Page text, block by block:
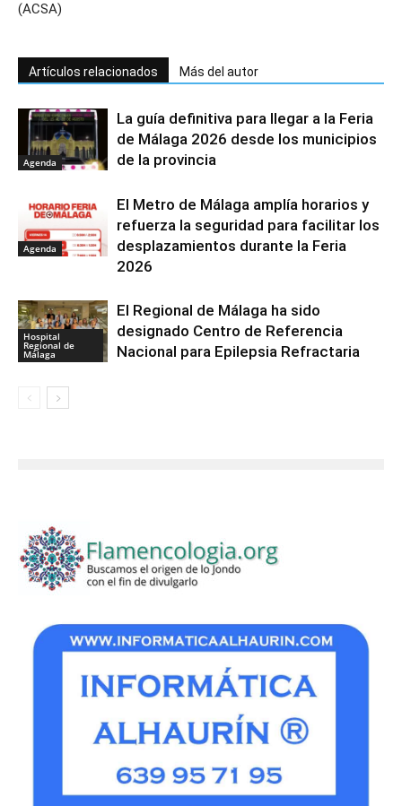
(ACSA)
Artículos relacionados Más del autor
Agenda
La guía definitiva para llegar a la Feria
de Málaga 2026 desde los municipios
de la provincia
Agenda
El Metro de Málaga amplía horarios y
refuerza la seguridad para facilitar los
desplazamientos durante la Feria
2026
Hospital
Regional de
Málaga
El Regional de Málaga ha sido
designado Centro de Referencia
Nacional para Epilepsia Refractaria